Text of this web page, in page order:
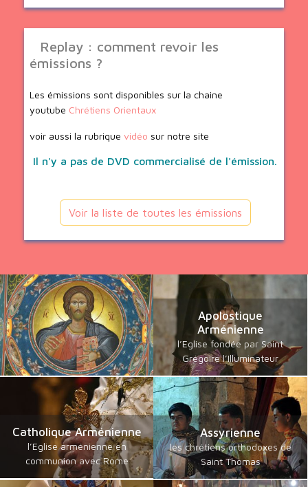
Replay : comment revoir les
émissions ?
Les émissions sont disponibles sur la chaine
youtube Chrétiens Orientaux
voir aussi la rubrique vidéo sur notre site
Il n'y a pas de DVD commercialisé de l'émission.
Voir la liste de toutes les émissions
Apolostique
Arménienne
l’Eglise fondée par Saint
Grégoire l’Illuminateur
Catholique Arménienne
l’Eglise arménienne en
communion avec Rome
Assyrienne
les chrétiens orthodoxes de
Saint Thomas